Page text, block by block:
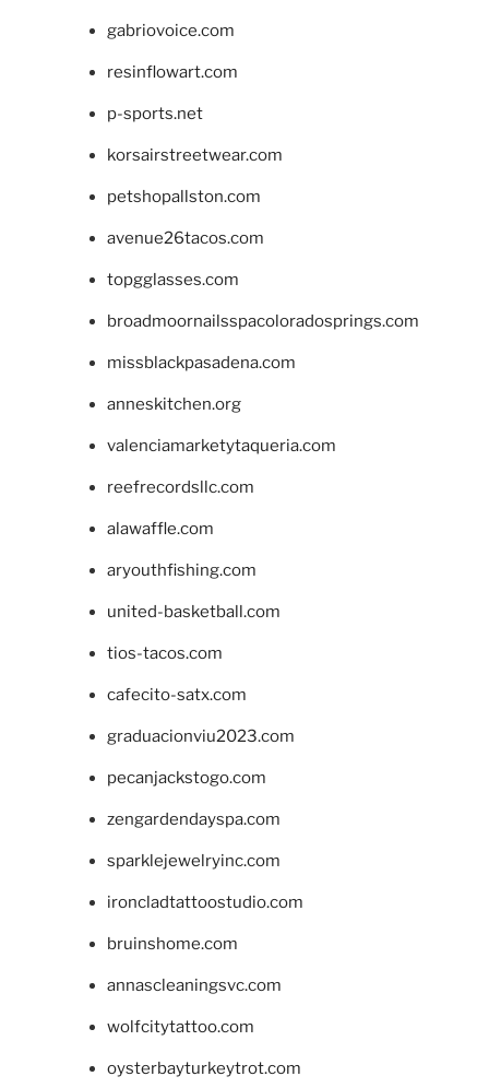
gabriovoice.com
resinflowart.com
p-sports.net
korsairstreetwear.com
petshopallston.com
avenue26tacos.com
topgglasses.com
broadmoornailsspacoloradosprings.com
missblackpasadena.com
anneskitchen.org
valenciamarketytaqueria.com
reefrecordsllc.com
alawaffle.com
aryouthfishing.com
united-basketball.com
tios-tacos.com
cafecito-satx.com
graduacionviu2023.com
pecanjackstogo.com
zengardendayspa.com
sparklejewelryinc.com
ironcladtattoostudio.com
bruinshome.com
annascleaningsvc.com
wolfcitytattoo.com
oysterbayturkeytrot.com